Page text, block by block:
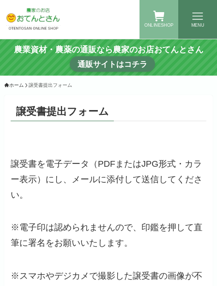
ONLINESHOP MENU
農業資材・農薬の通販なら農家のお店おてんとさん
通販サイトはコチラ
ホーム 譲受書提出フォーム
譲受書提出フォーム
譲受書を電子データ（PDFまたはJPG形式・カラ
ー表示）にし、メールに添付して送信してくださ
い。
※電子印は認められませんので、印鑑を押して直
筆に署名をお願いいたします。
※スマホやデジカメで撮影した譲受書の画像が不